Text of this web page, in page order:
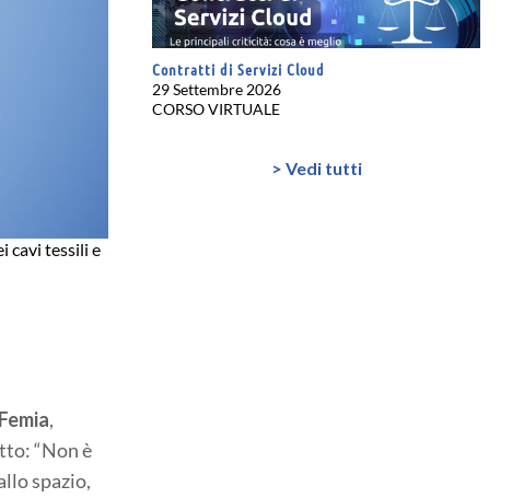
cavi tessili e
,
“Non è
spazio,
Contratti di Servizi Cloud
29 Settembre 2026
CORSO VIRTUALE
> Vedi tutti